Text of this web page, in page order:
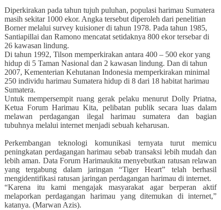
Diperkirakan pada tahun tujuh puluhan, populasi harimau Sumatera
masih sekitar 1000 ekor. Angka tersebut diperoleh dari penelitian
Borner melalui survey kuisioner di tahun 1978. Pada tahun 1985,
Santiapillai dan Ramono mencatat setidaknya 800 ekor tersebar di
26 kawasan lindung.
Di tahun 1992, Tilson memperkirakan antara 400 – 500 ekor yang
hidup di 5 Taman Nasional dan 2 kawasan lindung. Dan di tahun
2007, Kementerian Kehutanan Indonesia memperkirakan minimal
250 individu harimau Sumatera hidup di 8 dari 18 habitat harimau
Sumatera.
Untuk mempersempit ruang gerak pelaku menurut Dolly Priatna,
Ketua Forum Harimau Kita, pelibatan publik secara luas dalam
melawan perdagangan ilegal harimau sumatera dan bagian
tubuhnya melalui internet menjadi sebuah keharusan.
Perkembangan teknologi komunikasi ternyata turut memicu
peningkatan perdagangan harimau sebab transaksi lebih mudah dan
lebih aman. Data Forum Harimaukita menyebutkan ratusan relawan
yang tergabung dalam jaringan “Tiger Heart” telah berhasil
mengidentifikasi ratusan jaringan perdagangan harimau di internet.
“Karena itu kami mengajak masyarakat agar berperan aktif
melaporkan perdagangan harimau yang ditemukan di internet,”
katanya. (Marwan Azis).